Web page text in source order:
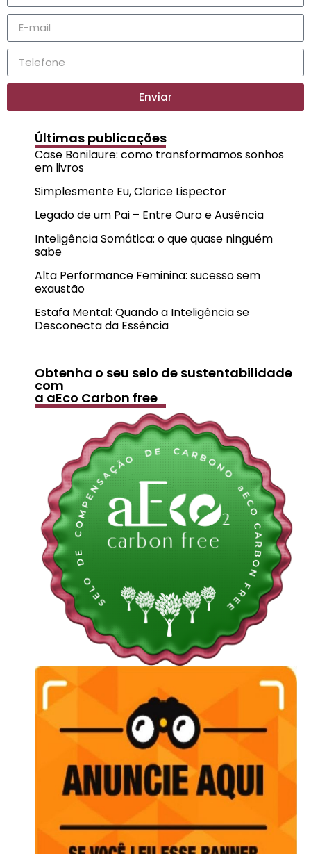
Enviar
Últimas publicações
Case Bonilaure: como transformamos sonhos
em livros
Simplesmente Eu, Clarice Lispector
Legado de um Pai – Entre Ouro e Ausência
Inteligência Somática: o que quase ninguém
sabe
Alta Performance Feminina: sucesso sem
exaustão
Estafa Mental: Quando a Inteligência se
Desconecta da Essência
Obtenha o seu selo de sustentabilidade
com
a aEco Carbon free